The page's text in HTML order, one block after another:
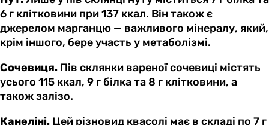
6 г клітковини при 137 ккал. Він також є
джерелом марганцю — важливого мінералу, який,
крім іншого, бере участь у метаболізмі.
Сочевиця. Пів склянки вареної сочевиці містять
усього 115 ккал, 9 г білка та 8 г клітковини, а
також залізо.
Канеліні. Цей різновид квасолі має в складі по 7 г